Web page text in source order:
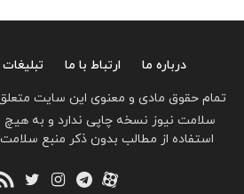
درباره ما ارتباط با ما تبلیغات
تمام حقوق مادی و معنوی این سایت
سلامت نیوز نسخه چاپی ندارد و به
استفاده از مطالب بدون ذکر منبع سلامت